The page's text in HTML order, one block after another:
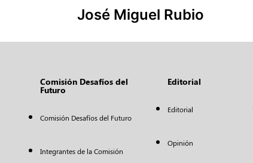
José Miguel Rubio
Comisión Desafíos del
Futuro
Comisión Desafíos del Futuro
Integrantes de la Comisión
Editorial
Editorial
Opinión